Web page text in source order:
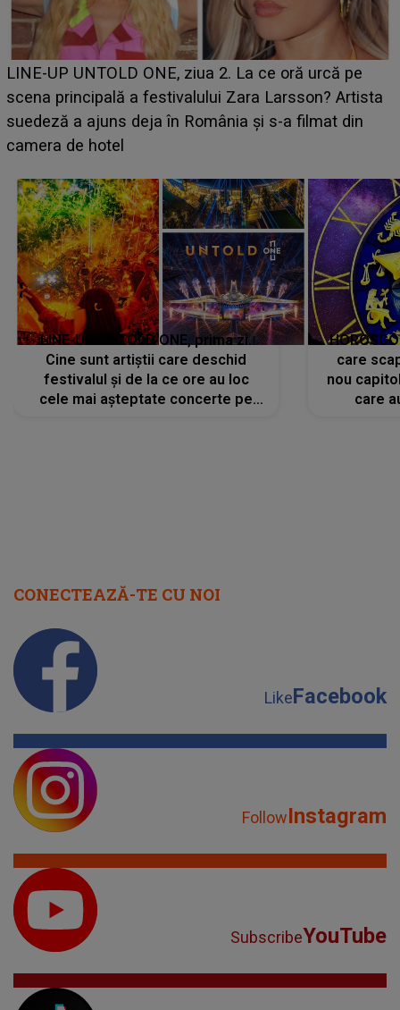
Ce a dezvăluit noua concurentă din "Casa Iubirii" l-a
luat prin surprindere pe Emanuel. CINE ESTE
BĂIATUL VIZAT de Alexandra?! Aflându-se în fața
faptului împlinit, A RECUNOSCUT IMEDIAT: "Am
LINE-UP UNTOLD ONE, prima zi.
Cine sunt artiștii care deschid
festivalul și de la ce ore au loc
cele mai așteptate concerte pe
care
nou
care
CONECTEAZĂ-TE CU NOI
LikeFacebook
FollowInstagram
SubscribeYouTube